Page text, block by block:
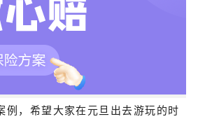
，希望大家在元旦出去游玩的时